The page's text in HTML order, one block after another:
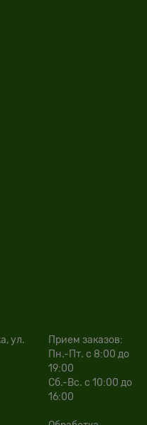
ул.
Прием заказов:
Пн.-Пт. с 8:00 до
19:00
Сб.-Вс. с 10:00 до
16:00